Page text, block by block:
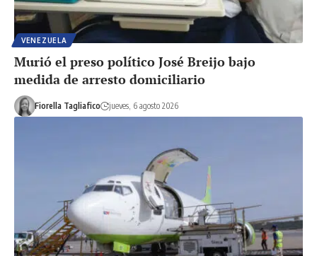
VENEZUELA
Murió el preso político José Breijo bajo
medida de arresto domiciliario
Fiorella Tagliafico jueves, 6 agosto 2026